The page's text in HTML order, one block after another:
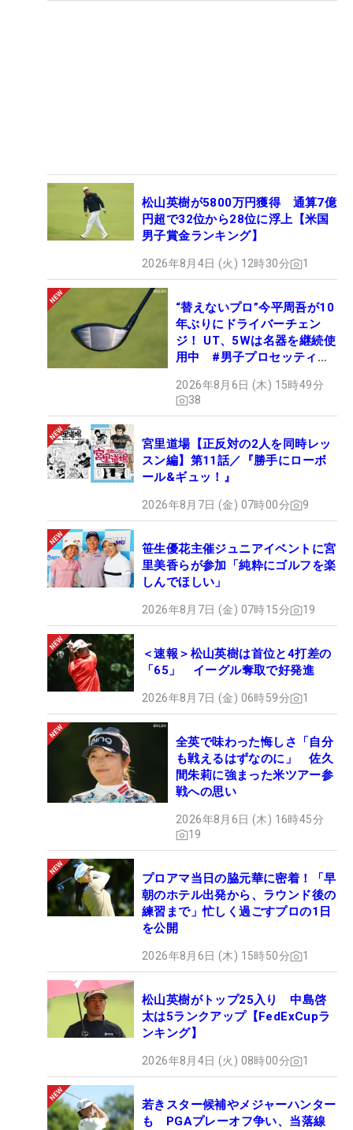
松山英樹が5800万円獲得 通算7億
円超で32位から28位に浮上【米国
男子賞金ランキング】
2026年8月4日 (火) 12時30分 1
“替えないプロ”今平周吾が10
年ぶりにドライバーチェン
ジ！ UT、5Wは名器を継続使
用中 #男子プロセッティン
2026年8月6日 (木) 15時49分
38
宮里道場【正反対の2人を同時レッ
スン編】第11話／『勝手にローボ
ール&ギュッ！』
2026年8月7日 (金) 07時00分 9
笹生優花主催ジュニアイベントに宮
里美香らが参加「純粋にゴルフを楽
しんでほしい」
2026年8月7日 (金) 07時15分 19
＜速報＞松山英樹は首位と4打差の
「65」 イーグル奪取で好発進
2026年8月7日 (金) 06時59分 1
全英で味わった悔しさ「自分
も戦えるはずなのに」 佐久
間朱莉に強まった米ツアー参
戦への思い
2026年8月6日 (木) 16時45分
19
プロアマ当日の脇元華に密着！「早
朝のホテル出発から、ラウンド後の
練習まで」忙しく過ごすプロの1日
を公開
2026年8月6日 (木) 15時50分 1
松山英樹がトップ25入り 中島啓
太は5ランクアップ【FedExCupラ
ンキング】
2026年8月4日 (火) 08時00分 1
若きスター候補やメジャーハンター
も PGAプレーオフ争い、当落線